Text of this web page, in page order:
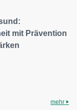
mit Prävention
mehr